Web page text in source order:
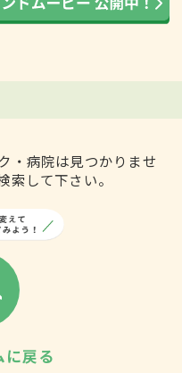
・病院は見つかりませ
索して下さい。
に戻る